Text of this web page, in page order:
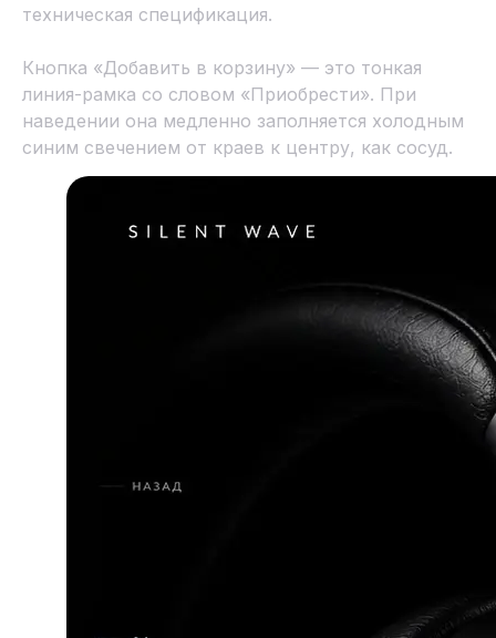
техническая спецификация.
Кнопка «Добавить в корзину» — это тонкая
линия-рамка со словом «Приобрести». При
наведении она медленно заполняется холодным
синим свечением от краев к центру, как сосуд.